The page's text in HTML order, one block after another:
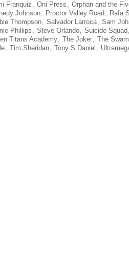
Franquiz , Oni Press , Orphan and the
Johnson, Proctor Valley Road , Rafa
Thompson, Salvador Larroca, Sam
Phillips, Steve Orlando, Suicide Squad
Titans Academy, The Joker, The
, Tim Sheridan, Tony S Daniel ,